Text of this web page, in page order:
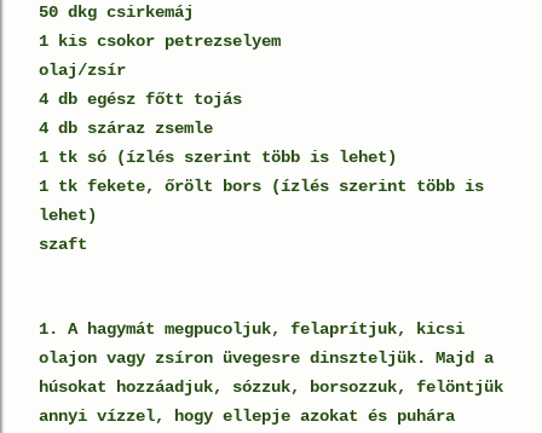
50 dkg csirkemáj
1 kis csokor petrezselyem
olaj/zsír
4 db egész főtt tojás
4 db száraz zsemle
1 tk só (ízlés szerint több is lehet)
1 tk fekete, őrölt bors (ízlés szerint több is
lehet)
szaft
1. A hagymát megpucoljuk, felaprítjuk, kicsi
olajon vagy zsíron üvegesre dinszteljük. Majd a
húsokat hozzáadjuk, sózzuk, borsozzuk, felöntjük
annyi vízzel, hogy ellepje azokat és puhára